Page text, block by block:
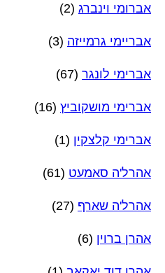
אברומי וינברג (2)
אבריימי גרמייזה (3)
אברימי לונגר (67)
אברימי מושקוביץ (16)
אברימי קלצקין (1)
אהרל'ה סאמעט (61)
אהרל'ה שארף (27)
אהרן ברוין (6)